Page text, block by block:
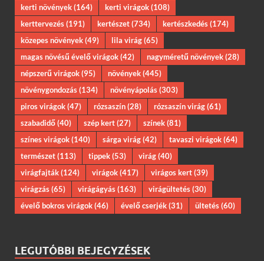
kerti növények(164) kerti virágok(108)
kerttervezés(191) kertészet(734) kertészkedés(174)
közepes növények(49) lila virág(65)
magas növésű évelő virágok(42) nagyméretű növények(28)
népszerű virágok(95) növények(445)
növénygondozás(134) növényápolás(303)
piros virágok(47) rózsaszín(28) rózsaszín virág(61)
szabadidő(40) szép kert(27) színek(81)
színes virágok(140) sárga virág(42) tavaszi virágok(64)
természet(113) tippek(53) virág(40)
virágfajták(124) virágok(417) virágos kert(39)
virágzás(65) virágágyás(163) virágültetés(30)
évelő bokros virágok(46) évelő cserjék(31) ültetés(60)
LEGUTÓBBI BEJEGYZÉSEK